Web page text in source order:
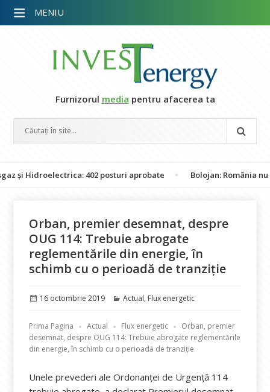
Furnizorul media pentru afacerea ta
402 posturi aprobate Bolojan: România nu
Orban, premier desemnat, despre
OUG 114: Trebuie abrogate
reglementările din energie, în
schimb cu o perioadă de tranziție
Publicat
16 octombrie 2019 Categorii
Actual, Flux energetic
Prima Pagina Actual Flux energetic
Orban, premier
desemnat, despre OUG 114: Trebuie abrogate reglementările
din energie, în schimb cu o perioadă de tranziție
Unele prevederi ale Ordonanței de Urgență 114
MENIU